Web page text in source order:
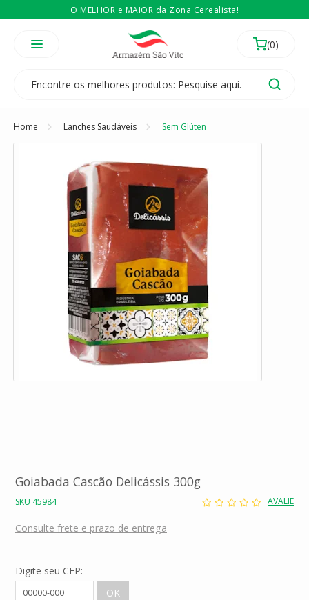
O MELHOR e MAIOR da Zona Cerealista!
Temos 3 lojas físicas na Zona Cerealista de São Paulo!
É revendedor? EntãoCompre no atacado
Home Lanches Saudáveis Sem Glúten
Goiabada Cascão Delicássis 300g
SKU 45984 AVALIE
Consulte frete e prazo de entrega
Digite seu CEP: